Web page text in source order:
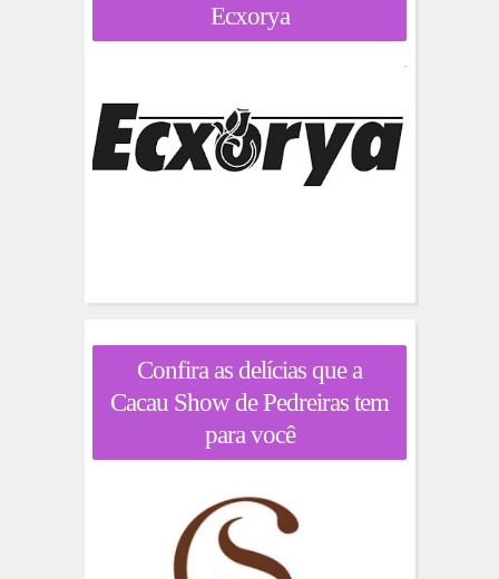
Ecxorya
Confira as delícias que a
Cacau Show de Pedreiras tem
para você